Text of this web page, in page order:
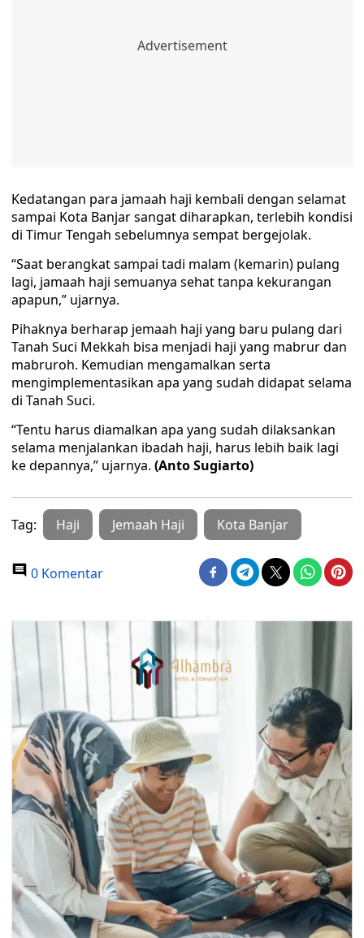
Kedatangan para jamaah haji kembali dengan selamat
sampai Kota Banjar sangat diharapkan, terlebih kondisi
di Timur Tengah sebelumnya sempat bergejolak.
“Saat berangkat sampai tadi malam (kemarin) pulang
lagi, jamaah haji semuanya sehat tanpa kekurangan
apapun,” ujarnya.
Pihaknya berharap jemaah haji yang baru pulang dari
Tanah Suci Mekkah bisa menjadi haji yang mabrur dan
mabruroh. Kemudian mengamalkan serta
mengimplementasikan apa yang sudah didapat selama
di Tanah Suci.
“Tentu harus diamalkan apa yang sudah dilaksankan
selama menjalankan ibadah haji, harus lebih baik lagi
ke depannya,” ujarnya. (Anto Sugiarto)
Tag: Haji Jemaah Haji Kota Banjar
0 Komentar